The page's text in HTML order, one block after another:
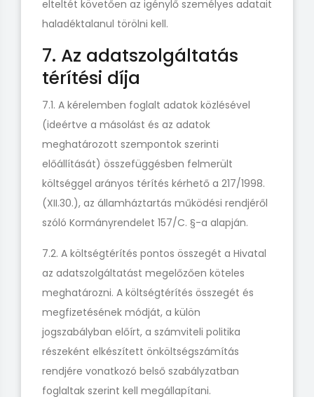
elteltét követően az igénylő személyes adatait
haladéktalanul törölni kell.
7. Az adatszolgáltatás
térítési díja
7.1. A kérelemben foglalt adatok közlésével
(ideértve a másolást és az adatok
meghatározott szempontok szerinti
előállítását) összefüggésben felmerült
költséggel arányos térítés kérhető a 217/1998.
(XII.30.), az államháztartás működési rendjéről
szóló Kormányrendelet 157/C. §-a alapján.
7.2. A költségtérítés pontos összegét a Hivatal
az adatszolgáltatást megelőzően köteles
meghatározni. A költségtérítés összegét és
megfizetésének módját, a külön
jogszabályban előírt, a számviteli politika
részeként elkészített önköltségszámítás
rendjére vonatkozó belső szabályzatban
foglaltak szerint kell megállapítani.